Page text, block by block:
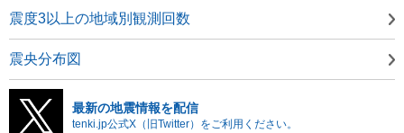
震度3以上の地域別観測回数
震央分布図
最新の地震情報を配信
tenki.jp公式X（旧Twitter）をご利用ください。